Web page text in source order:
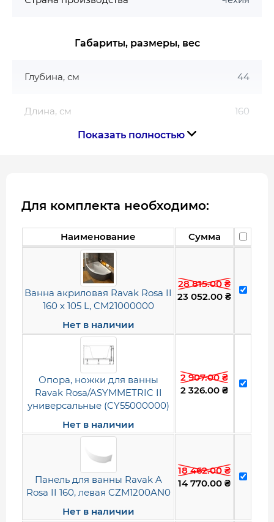
практичная и функциональная ванна для
Габариты, размеры, вес
Глубина, см 44
Длина, см 160
Гарантия производителя, мес
Показать полностью
Для комплекта необходимо:
Наименование Сумма
Ванна акриловая Ravak Rosa II
160 х 105 L, CM21000000
Нет в наличии
28 815.00₴
23 052.00 ₴
Опора, ножки для ванны
Ravak Rosa/ASYMMETRIC II
универсальные (CY55000000)
Нет в наличии
2 907.00₴
2 326.00 ₴
Панель для ванны Ravak A
Rosa II 160, левая CZM1200AN0
Нет в наличии
18 462.00₴
14 770.00 ₴